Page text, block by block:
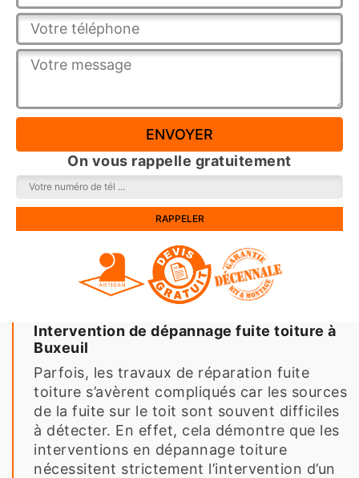
On vous rappelle gratuitement
Intervention de dépannage fuite toiture à
Buxeuil
Parfois, les travaux de réparation fuite
toiture s’avèrent compliqués car les sources
de la fuite sur le toit sont souvent difficiles
à détecter. En effet, cela démontre que les
interventions en dépannage toiture
nécessitent strictement l’intervention d’un